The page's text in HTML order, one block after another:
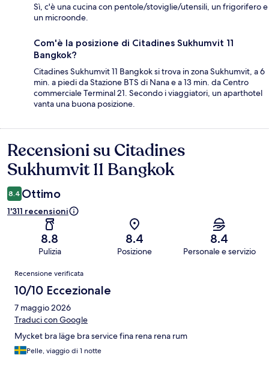
Sì, c'è una cucina con pentole/stoviglie/utensili, un frigorifero e
un microonde.
Com'è la posizione di Citadines Sukhumvit 11
Bangkok?
Citadines Sukhumvit 11 Bangkok si trova in zona Sukhumvit, a 6
min. a piedi da Stazione BTS di Nana e a 13 min. da Centro
commerciale Terminal 21. Secondo i viaggiatori, un aparthotel
vanta una buona posizione.
Recensioni
Recensioni su Citadines
Sukhumvit 11 Bangkok
8.4 Ottimo
1'311 recensioni
8.8
Pulizia
8.4
Posizione
8.4
Personale e servizio
Recensioni
Recensione verificata
10/10 Eccezionale
7 maggio 2026
Traduci con Google
Mycket bra läge bra service fina rena rena rum
Pelle, viaggio di 1 notte